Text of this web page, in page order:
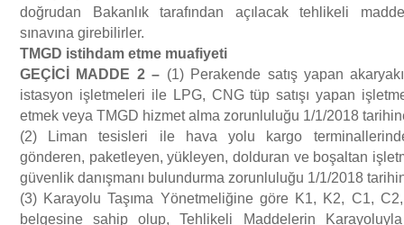
doğrudan Bakanlık tarafından açılacak tehlikeli
sınavına girebilirler.
TMGD istihdam etme muafiyeti
GEÇİ C MADDE 2– (1) Perakende satış yapan
istasyon işletmeleri ile LPG, CNG tüp satışı yapan
etmek veya TMGD hizmet alma zorunluluğu 1/1/2018
(2) Liman tesisleri ile hava yolu kargo
gönderen, paketleyen, yükleyen, dolduran ve boşaltan
güvenlik danışmanı bulundurma zorunluluğu 1/1/2018
(3) Karayolu Taşıma Yönetmeliğine göre K1, K2, C1,
belgesine sahip olup, Tehlikeli Maddelerin Karayoluyla